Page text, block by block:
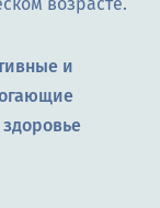
возрасте.
и